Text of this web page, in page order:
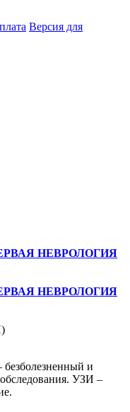
Версия для
НЕВРОЛОГИЯ
НЕВРОЛОГИЯ
безболезненный и
УЗИ –